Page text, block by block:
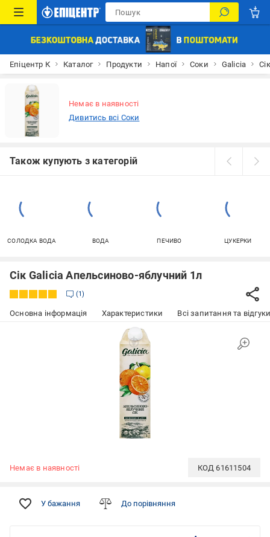
Епіцентр К Каталог Продукти Напої Соки Galicia
Немає в наявності
Дивитись всі Соки
Також купують з категорій
СОЛОДКА ВОДА ВОДА ПЕЧИВО ЦУКЕРКИ
Сік Galicia Апельсиново-яблучний 1л
1
Основна інформація Характеристики Всі запитання та
Немає в наявності КОД61611504
У бажання До порівняння